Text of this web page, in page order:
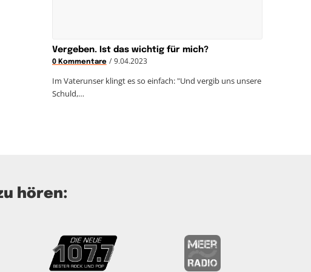
Vergeben. Ist das wichtig für mich?
0 Kommentare / 9.04.2023
Im Vaterunser klingt es so einfach: "Und vergib uns unsere
Schuld,…
hören: